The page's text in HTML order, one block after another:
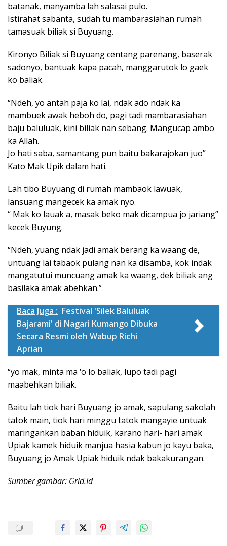
batanak, manyamba lah salasai pulo.
Istirahat sabanta, sudah tu mambarasiahan rumah
tamasuak biliak si Buyuang.
Kironyo Biliak si Buyuang centang parenang, baserak
sadonyo, bantuak kapa pacah, manggarutok lo gaek
ko baliak.
“Ndeh, yo antah paja ko lai, ndak ado ndak ka
mambuek awak heboh do, pagi tadi mambarasiahan
baju baluluak, kini biliak nan sebang. Mangucap ambo
ka Allah.
Jo hati saba, samantang pun baitu bakarajokan juo”
Kato Mak Upik dalam hati.
Lah tibo Buyuang di rumah mambaok lawuak,
lansuang mangecek ka amak nyo.
“ Mak ko lauak a, masak beko mak dicampua jo jariang”
kecek Buyung.
“Ndeh, yuang ndak jadi amak berang ka waang de,
untuang lai tabaok pulang nan ka disamba, kok indak
mangatutui muncuang amak ka waang, dek biliak ang
basilaka amak abehkan.”
Baca Juga : Festival 'Silek Baluluak
Bajarami' di Nagari Kumango Dibuka
Secara Resmi oleh Wabup Richi
Aprian
“yo mak, minta ma ‘o lo baliak, lupo tadi pagi
maabehkan biliak.
Baitu lah tiok hari Buyuang jo amak, sapulang sakolah
tatok main, tiok hari minggu tatok mangayie untuak
maringankan baban hiduik, karano hari- hari amak
Upiak kamek hiduik manjua hasia kabun jo kayu baka,
Buyuang jo Amak Upiak hiduik ndak bakakurangan.
Sumber gambar: Grid.Id